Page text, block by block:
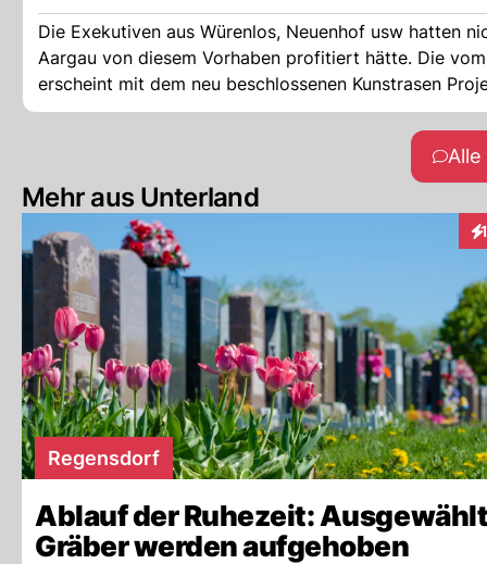
Die Exekutiven aus Würenlos, Neuenhof usw hatten
Aargau von diesem Vorhaben profitiert hätte. Die
erscheint mit dem neu beschlossenen Kunstrasen
Mehr aus Unterland
1
Regensdorf
Ablauf der Ruhezeit:
Gräber werden aufgehoben